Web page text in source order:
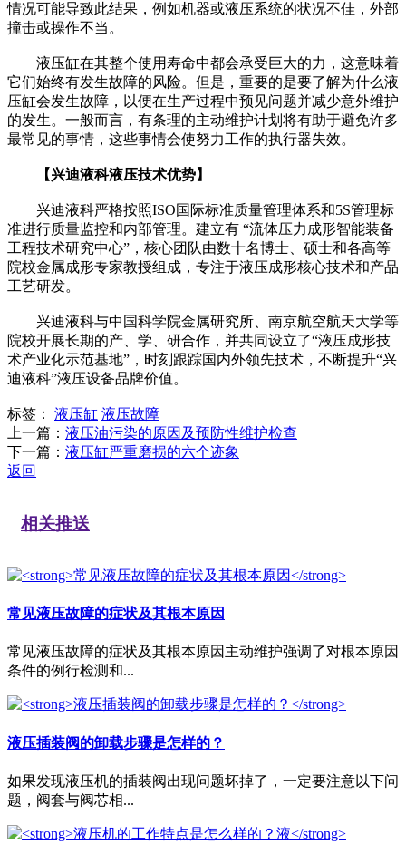
情况可能导致此结果，例如机器或液压系统的状况不佳，外部
撞击或操作不当。
液压缸在其整个使用寿命中都会承受巨大的力，这意味着
它们始终有发生故障的风险。但是，重要的是要了解为什么液
压缸会发生故障，以便在生产过程中预见问题并减少意外维护
的发生。一般而言，有条理的主动维护计划将有助于避免许多
最常见的事情，这些事情会使努力工作的执行器失效。
【兴迪液科液压技术优势】
兴迪液科严格按照ISO国际标准质量管理体系和5S管理标
准进行质量监控和内部管理。建立有 “流体压力成形智能装备
工程技术研究中心”，核心团队由数十名博士、硕士和各高等
院校金属成形专家教授组成，专注于液压成形核心技术和产品
工艺研发。
兴迪液科与中国科学院金属研究所、南京航空航天大学等
院校开展长期的产、学、研合作，并共同设立了“液压成形技
术产业化示范基地”，时刻跟踪国内外领先技术，不断提升“兴
迪液科”液压设备品牌价值。
标签： 液压缸 液压故障
上一篇： 液压油污染的原因及预防性维护检查
下一篇： 液压缸严重磨损的六个迹象
返回
相关推送
常见液压故障的症状及其根本原因
常见液压故障的症状及其根本原因主动维护强调了对根本原因
条件的例行检测和...
液压插装阀的卸载步骤是怎样的？
如果发现液压机的插装阀出现问题坏掉了，一定要注意以下问
题，阀套与阀芯相...